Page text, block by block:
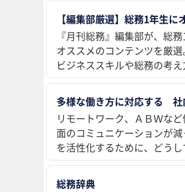
【編集部厳選】総務1年生
『月刊総務』編集部が、総
オススメのコンテンツを厳
ビジネススキルや総務の考
多様な働き方に対応する 社
リモートワーク、ＡＢＷな
面のコミュニケーションが
を活性化するために、どうし
総務辞典